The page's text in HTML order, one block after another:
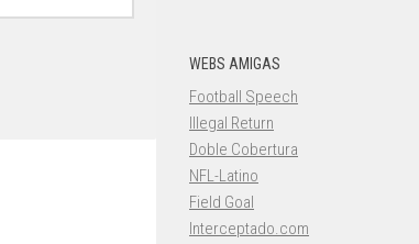
WEBS AMIGAS
Football Speech
Illegal Return
Doble Cobertura
NFL-Latino
Field Goal
Interceptado.com